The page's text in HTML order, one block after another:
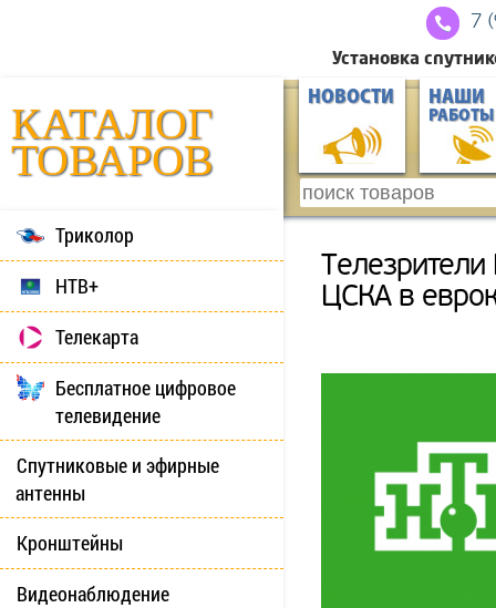
7
Установка
КАТАЛОГ
ТОВАРОВ
НОВОСТИ НАШИ
РАБОТЫ
Триколор
НТВ+
Телекарта
Бесплатное цифровое
телевидение
Спутниковые и эфирные
антенны
Кронштейны
Видеонаблюдение
ЦСКА в